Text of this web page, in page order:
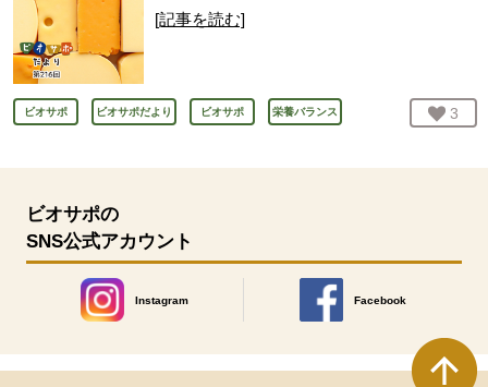
[記事を読む]
ビオサポ ビオサポだより ビオサポ 栄養バランス お気
3
ビオサポの
SNS公式アカウント
Instagram
別のウィンドウで開きます。
Facebook
別のウィンドウで開きます